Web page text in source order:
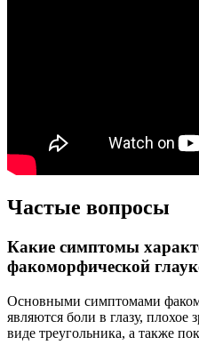
Частые вопросы
Какие симптомы
факоморфической
Основными симптомами
являются боли в глазу, плохое
виде треугольника, а также